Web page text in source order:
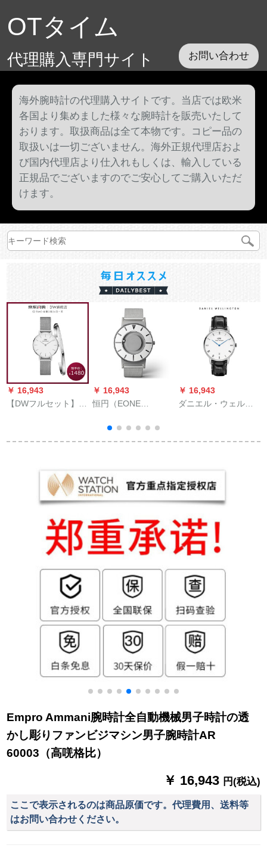
OTタイム
代理購入専門サイト お問い合わせ
海外腕時計の代理購入サイトです。当店では欧米
各国より集めました様々な腕時計を販売いたして
おります。取扱商品は全て本物です。コピー品の
取扱いは一切ございません。海外正規代理店およ
び国内代理店より仕入れもしくは、輸入している
正規品でございますのでご安心してご購入いただ
けます。
￥ 16,943
【DWフルセット】
ンプロ女時計金属編
時計DW 0010+女色の
ブリッドトラック
￥ 16,943
恒円（EONE
アリングメトルネ腕
时计レイドポリン大
男性用腕时计时计ジ
ッパー女性用腕时计
￥ 16,943
ダニエル・ウェルリ
超薄型女性史クウォ
ンダー付DW 0017
Empro Ammani腕時計全自動機械男子時計の透
かし彫りファンビジマシン男子腕時計AR
60003（高唴格比）
￥ 16,943 円(税込)
ここで表示されるのは商品原価です。代理費用、送料等
はお問い合わせください。